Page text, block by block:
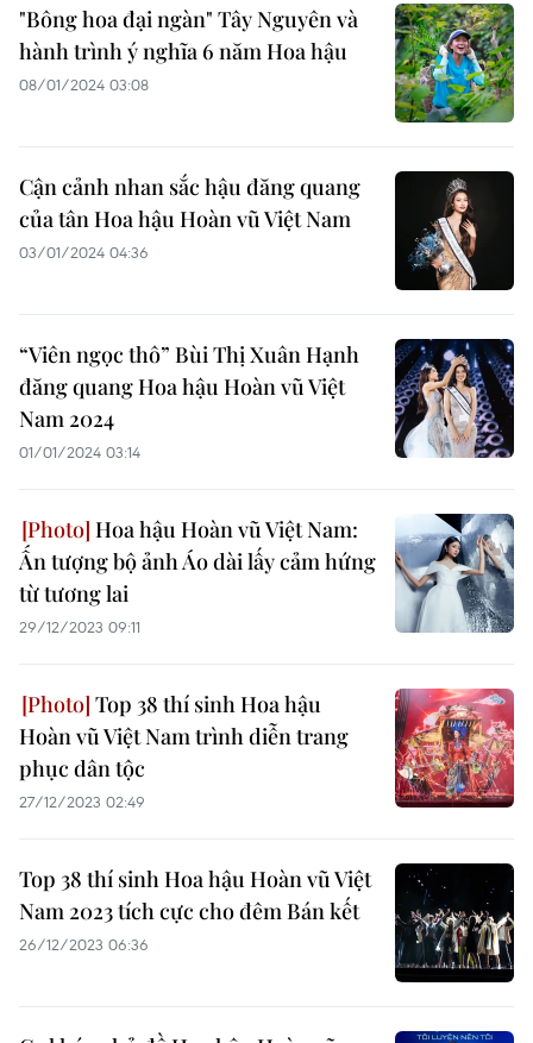
"Bông hoa đại ngàn" Tây Nguyên và
hành trình ý nghĩa 6 năm Hoa hậu
08/01/2024 03:08
Cận cảnh nhan sắc hậu đăng quang
của tân Hoa hậu Hoàn vũ Việt Nam
03/01/2024 04:36
“Viên ngọc thô” Bùi Thị Xuân Hạnh
đăng quang Hoa hậu Hoàn vũ Việt
Nam 2024
01/01/2024 03:14
Hoa hậu Hoàn vũ Việt Nam:
Ấn tượng bộ ảnh Áo dài lấy cảm hứng
từ tương lai
29/12/2023 09:11
Top 38 thí sinh Hoa hậu
Hoàn vũ Việt Nam trình diễn trang
phục dân tộc
27/12/2023 02:49
Top 38 thí sinh Hoa hậu Hoàn vũ Việt
Nam 2023 tích cực cho đêm Bán kết
26/12/2023 06:36